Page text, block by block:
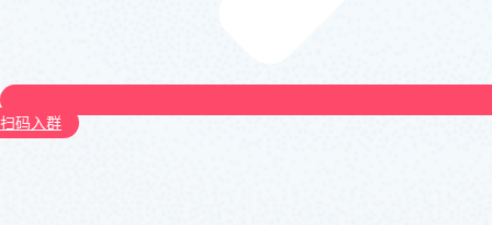
扫码入群